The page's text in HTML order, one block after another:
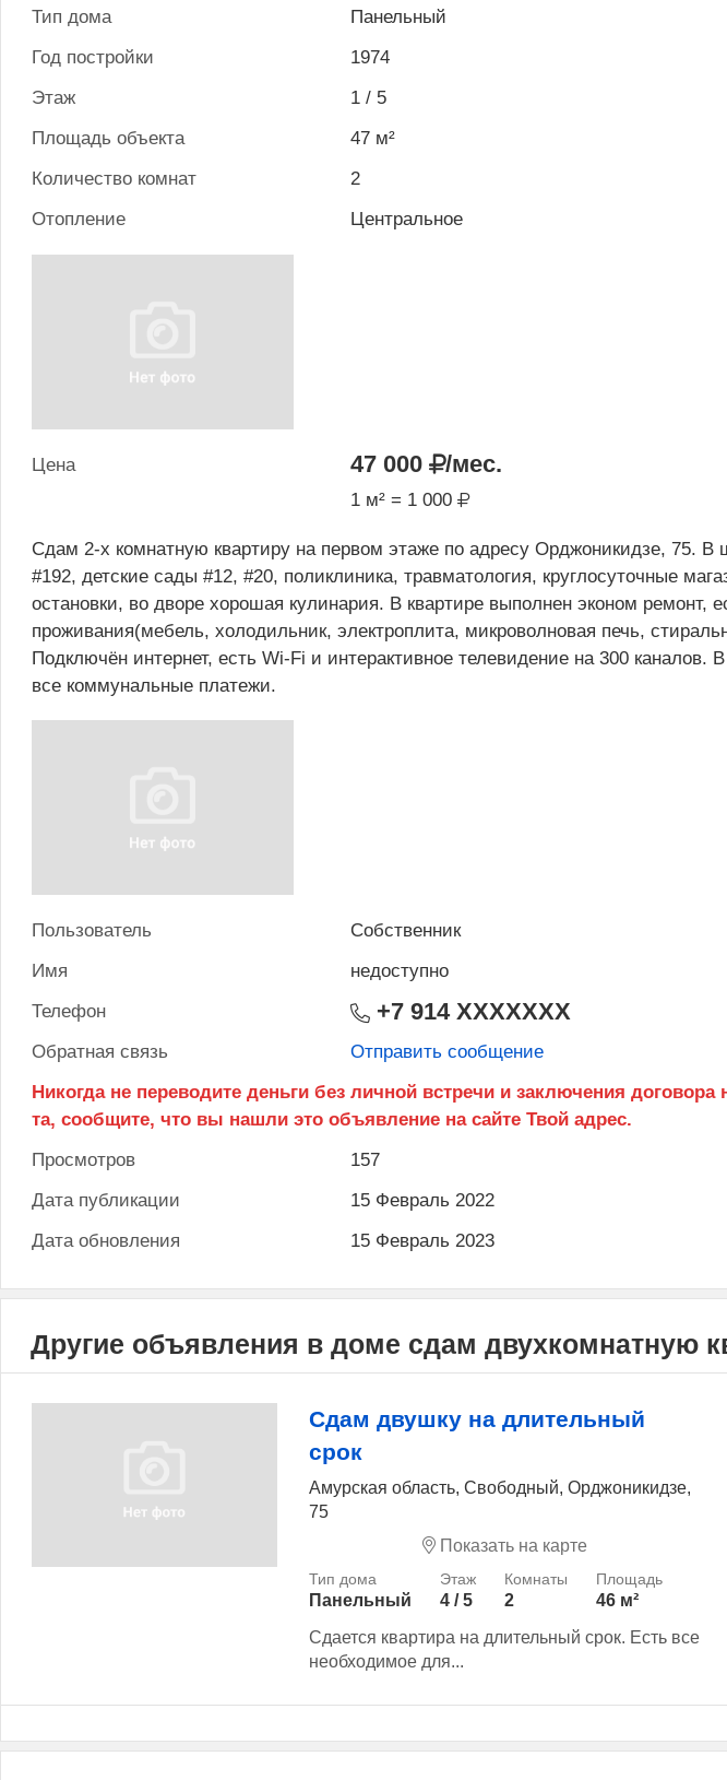
Тип дома
Панельный
Год постройки
1974
Этаж
1 / 5
Площадь объекта
47 м²
Количество комнат
2
Отопление
Центральное
Цена 47 000 /мес.
1 м² = 1 000
Сдам 2-х комнатную квартиру на первом этаже по адресу Орджоникидзе, 75. В
#192, детские сады #12, #20, поликлиника, травматология, круглосуточные
остановки, во дворе хорошая кулинария. В квартире выполнен эконом ремонт,
проживания(мебель, холодильник, электроплита, микроволновая печь,
Подключён интернет, есть Wi-Fi и интерактивное телевидение на 300
все коммунальные платежи.
Пользователь
Собственник
Имя
недоступно
Телефон
+7 914 XXXXXXX
Обратная связь Отправить сообщение
Просмотров
157
Дата публикации
15 Февраль 2022
Дата обновления
15 Февраль 2023
Другие объявления в доме сдам двухкомнатную
Сдам двушку на длительный
срок
Амурская область, Свободный, Орджоникидзе,
75
Показать на карте
Панельный 4 / 5 2
46 м²
Сдается квартира на длительный срок. Есть все
необходимое для...